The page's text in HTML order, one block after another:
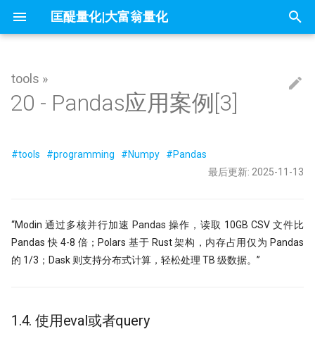
匡醍量化|大富翁量化
在
初
化
引
擎
因子投资与机器学习策略 简介
课程预览
简介
FAQ
课程预览
量化中的Numpy和Pandas
简介
Algo mldp
地量见地价？我拿一年的上证数
快速傅里叶变换与股价预测研究
不小心杀入了量化赛道，现在该
办？
在量化交易中，掌握ARMA/
附历年比赛资料
金融/计量专业，硕士论文怎么确
Factor strategy
1赔10！中证1000应该这样抄底
7因子模型，除了规模、市场、
和价值，还有哪些？
不能求二阶导的metrics
不是好的objective
问薪无愧！
自学量化大纲有这75页就够了
全球Windows机器蓝屏，作为量
人，我的检讨来了
墓人，但中初级程序员是爬不出
Need for speed
量子飞跃：汇丰银行债券交易可
Papers
『译研报03』Z变换改造均线，
12年前的策略为何仍能跑赢大盘
没有翻车？
『匡醍译研报 01』 驯龙高手，
谚到量化因子的工程化落地
只廖廖数行，但很惊艳的代码
Jupyter Notebook中如何设置环
4k stars! 如何实现按拼音首字母
证券代码？
一些和颜色相关的网站
来自世坤！寻找Alpha 构建交易
的量化方法
量化金融人都在看哪些顶刊
你可能不知道的8个IPython技巧
OpenBB 实战！轻松获取海外市
Augment随手记
大富翁安装指南
常见问题
01 为什么要学 Python
03 构建 Python 虚拟环境
05 Poetry: 项目管理的诗和远方
06 10 倍速！高效编码
1.4. 使用eval或者query
1.4.4. 综合性能优化策略
Dash-用Python也能做网页
matplotlib的布局问题（1）
为什么Q-Q图可用来进行统计推断
Follow Us
tools »
20 - Pandas应用案例[3]
#tools #programming #Numpy #Pandas
最后更新: 2025-11-13
“Modin 通过多核并行加速 Pandas 操作，读取 10GB CSV 文件比
Pandas 快 4-8 倍；Polars 基于 Rust 架构，内存占用仅为 Pandas
的 1/3；Dask 则支持分布式计算，轻松处理 TB 级数据。”
1.4. 使用eval或者query